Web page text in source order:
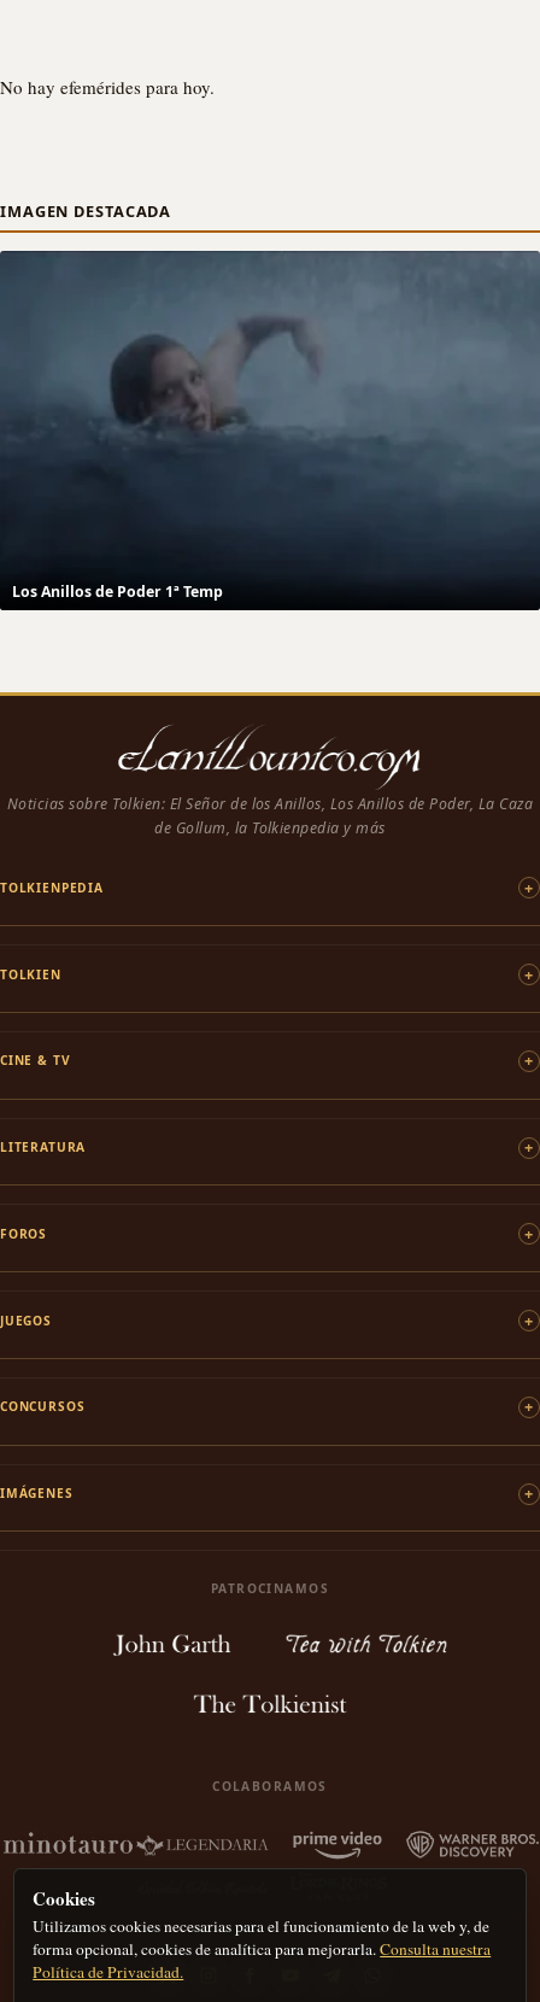
No hay efemérides para hoy.
IMAGEN DESTACADA
Los Anillos de Poder 1ª Temp
Noticias sobre Tolkien: El Señor de los Anillos, Los Anillos de Poder, La Caza
de Gollum, la Tolkienpedia y más
TOLKIENPEDIA
TOLKIEN
CINE & TV
LITERATURA
FOROS
JUEGOS
CONCURSOS
IMÁGENES
PATROCINAMOS
COLABORAMOS
Cookies
Utilizamos cookies necesarias para el funcionamiento de la web y, de
forma opcional, cookies de analítica para mejorarla.Consulta nuestra
Política de Privacidad.